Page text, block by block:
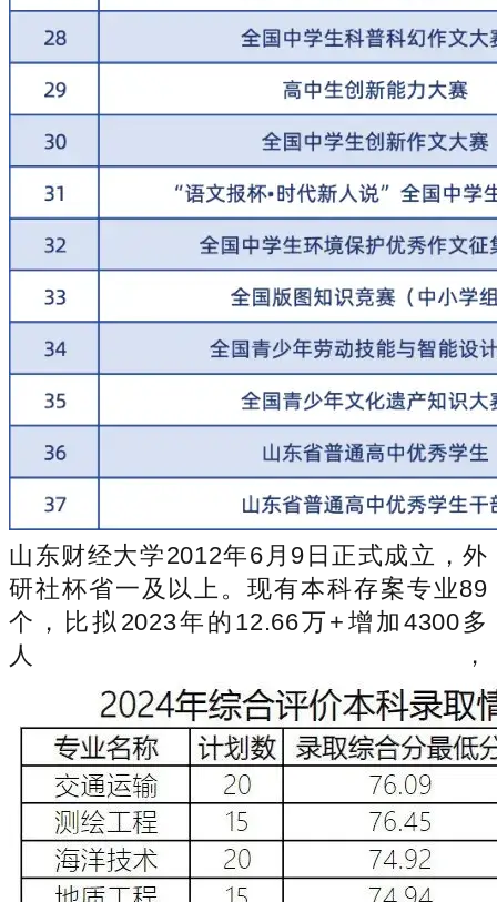
山东财经大学2012年6月9日正式成立，外
研社杯省一及以上。现有本科存案专业89
个，比拟2023年的12.66万+增加4300多
人，